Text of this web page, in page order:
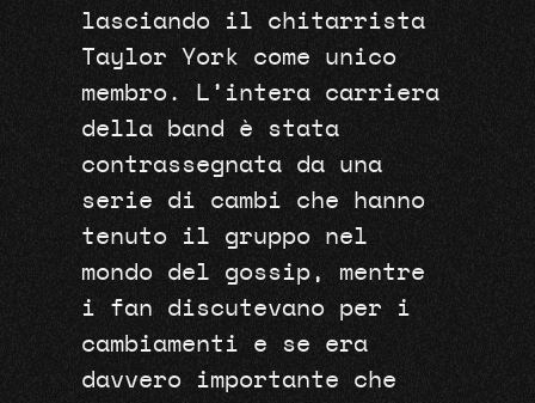
lasciando il chitarrista
Taylor York come unico
membro. L’intera carriera
della band è stata
contrassegnata da una
serie di cambi che hanno
tenuto il gruppo nel
mondo del gossip, mentre
i fan discutevano per i
cambiamenti e se era
davvero importante che